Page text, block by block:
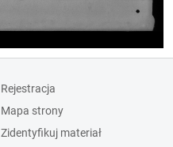
Rejestracja
Mapa strony
Zidentyfikuj materiał